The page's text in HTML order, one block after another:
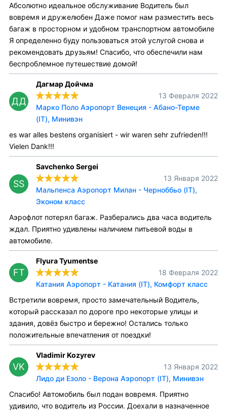
Абсолютно идеальное обслуживание Водитель был
вовремя и дружелюбен Даже помог нам разместить весь
багаж в просторном и удобном транспортном автомобиле
Я определенно буду пользоваться этой услугой снова и
рекомендовать друзьям! Спасибо, что обеспечили нам
беспроблемное путешествие домой!
ДД
Дагмар Дойчма
13 Февраля 2022
Марко Поло Аэропорт Венеция - Абано-Терме
(IT), Минивэн
es war alles bestens organisiert - wir waren sehr zufrieden!!!
Vielen Dank!!!
SS
Savchenko Sergei
13 Января 2022
Мальпенса Аэропорт Милан - Черноббьо (IT),
Эконом класс
Аэрофлот потерял багаж. Разберались два часа водитель
ждал. Приятно удивлены наличием питьевой воды в
автомобиле.
FT
Flyura Tyumentse
18 Февраля 2022
Катания Аэропорт - Катания (IT), Комфорт класс
Встретили вовремя, просто замечательный Водитель,
который рассказал по дороге про некоторые улицы и
здания, довёз быстро и бережно! Остались только
положительные впечатления от поездки!
VK
Vladimir Kozyrev
13 Января 2022
Лидо ди Езоло - Верона Аэропорт (IT), Минивэн
Спасибо! Автомобиль был подан вовремя. Приятно
удивило, что водитель из России. Доехали в назначенное